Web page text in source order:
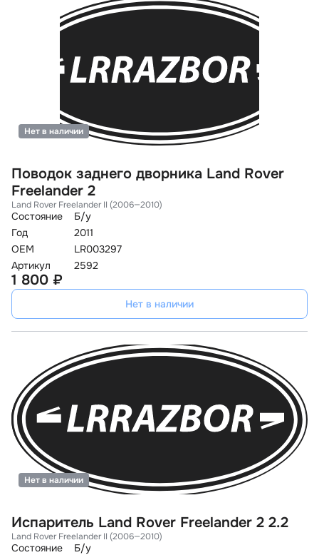
Поводок заднего дворника Land Rover
Freelander 2
Land Rover Freelander II (2006—2010)
Состояние
Б/у
Год
2011
OEM
LR003297
Артикул
2592
Нет в наличии
1 800 ₽
Нет в наличии
Испаритель Land Rover Freelander 2 2.2
Land Rover Freelander II (2006—2010)
Состояние
Б/у
Нет в наличии